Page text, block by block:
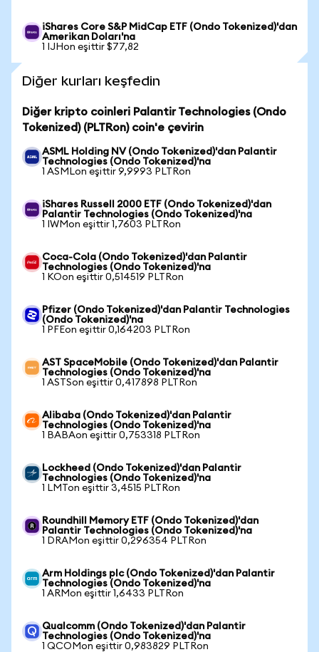
iShares Core S&P MidCap ETF (Ondo Tokenized)'dan
Amerikan Doları'na
1 IJHon eşittir $77,82
Diğer kurları keşfedin
Diğer kripto coinleri Palantir Technologies (Ondo
Tokenized) (PLTRon) coin'e çevirin
ASML Holding NV (Ondo Tokenized)'dan Palantir
Technologies (Ondo Tokenized)'na
1 ASMLon eşittir 9,9993 PLTRon
iShares Russell 2000 ETF (Ondo Tokenized)'dan
Palantir Technologies (Ondo Tokenized)'na
1 IWMon eşittir 1,7603 PLTRon
Coca-Cola (Ondo Tokenized)'dan Palantir
Technologies (Ondo Tokenized)'na
1 KOon eşittir 0,514519 PLTRon
Pfizer (Ondo Tokenized)'dan Palantir Technologies
(Ondo Tokenized)'na
1 PFEon eşittir 0,164203 PLTRon
AST SpaceMobile (Ondo Tokenized)'dan Palantir
Technologies (Ondo Tokenized)'na
1 ASTSon eşittir 0,417898 PLTRon
Alibaba (Ondo Tokenized)'dan Palantir
Technologies (Ondo Tokenized)'na
1 BABAon eşittir 0,753318 PLTRon
Lockheed (Ondo Tokenized)'dan Palantir
Technologies (Ondo Tokenized)'na
1 LMTon eşittir 3,4515 PLTRon
Roundhill Memory ETF (Ondo Tokenized)'dan
Palantir Technologies (Ondo Tokenized)'na
1 DRAMon eşittir 0,296354 PLTRon
Arm Holdings plc (Ondo Tokenized)'dan Palantir
Technologies (Ondo Tokenized)'na
1 ARMon eşittir 1,6433 PLTRon
Qualcomm (Ondo Tokenized)'dan Palantir
Technologies (Ondo Tokenized)'na
1 QCOMon eşittir 0,983829 PLTRon